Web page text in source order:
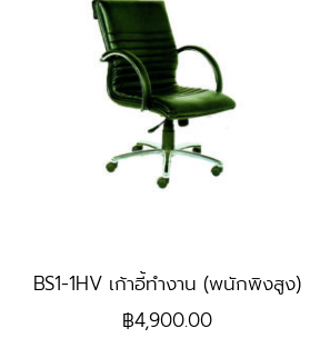
BS1-1HV เก้าอี้ทำงาน (พนักพิงสูง)
฿4,900.00